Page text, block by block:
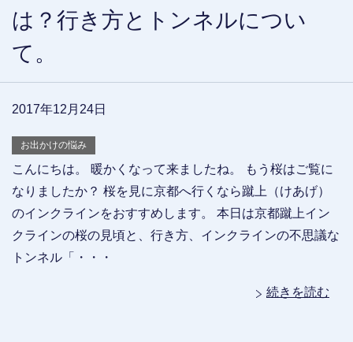
は？行き方とトンネルについ
て。
2017年12月24日
お出かけの悩み
こんにちは。 暖かくなって来ましたね。 もう桜はご覧に
なりましたか？ 桜を見に京都へ行くなら蹴上（けあげ）
のインクラインをおすすめします。 本日は京都蹴上イン
クラインの桜の見頃と、行き方、インクラインの不思議な
トンネル「・・・
続きを読む